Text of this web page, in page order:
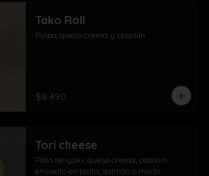
Tako Roll
Pulpo, queso crema y cebollín
$8.490
Tori cheese
Pollo teriyaki, queso crema, cebollín,
envuelto en palta, salmón o mixto